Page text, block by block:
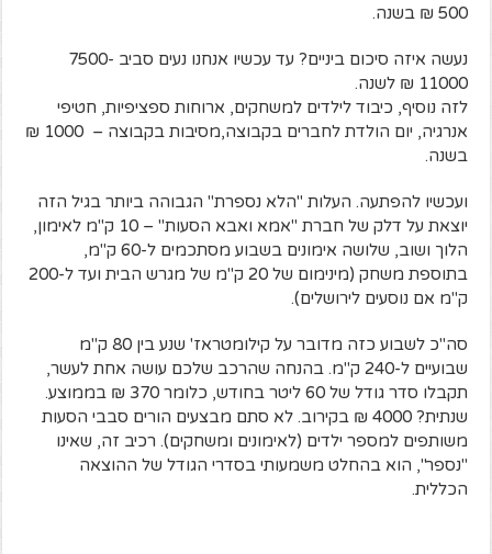
500 ₪ בשנה.
נעשה איזה סיכום ביניים? עד עכשיו אנחנו נעים סביב 7500-
11000 ₪ לשנה.
לזה נוסיף, כיבוד לילדים למשחקים, ארוחות ספציפיות, חטיפי
אנרגיה, יום הולדת לחברים בקבוצה,מסיבות בקבוצה – 1000 ₪
בשנה.
ועכשיו להפתעה. העלות "הלא נספרת" הגבוהה ביותר בגיל הזה
יוצאת על דלק של חברת "אמא ואבא הסעות" – 10 ק"מ לאימון,
הלוך ושוב, שלושה אימונים בשבוע מסתכמים ל-60 ק"מ,
בתוספת משחק (מינימום של 20 ק"מ של מגרש הבית ועד ל-200
ק"מ אם נוסעים לירושלים).
סה"כ לשבוע כזה מדובר על קילומטראז' שנע בין 80 ק"מ
שבועיים ל-240 ק"מ. בהנחה שהרכב שלכם עושה אחת לעשר,
תקבלו סדר גודל של 60 ליטר בחודש, כלומר 370 ₪ בממוצע.
שנתית? 4000 ₪ בקירוב. לא סתם מבצעים הורים סבבי הסעות
משותפים למספר ילדים (לאימונים ומשחקים). רכיב זה, שאינו
"נספר", הוא בהחלט משמעותי בסדרי הגודל של ההוצאה
הכללית.